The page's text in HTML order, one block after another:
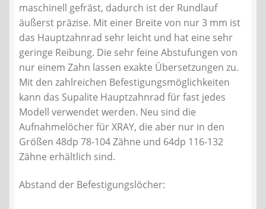
maschinell gefräst, dadurch ist der Rundlauf
äußerst präzise. Mit einer Breite von nur 3 mm ist
das Hauptzahnrad sehr leicht und hat eine sehr
geringe Reibung. Die sehr feine Abstufungen von
nur einem Zahn lassen exakte Übersetzungen zu.
Mit den zahlreichen Befestigungsmöglichkeiten
kann das Supalite Hauptzahnrad für fast jedes
Modell verwendet werden. Neu sind die
Aufnahmelöcher für XRAY, die aber nur in den
Größen 48dp 78-104 Zähne und 64dp 116-132
Zähne erhältlich sind.
Abstand der Befestigungslöcher: